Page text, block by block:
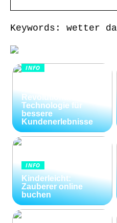
Keywords: wetter
INFO
Revolutionäre
Technologie für
bessere
Kundenerlebnisse
INFO
Kinderleicht:
Zauberer online
buchen